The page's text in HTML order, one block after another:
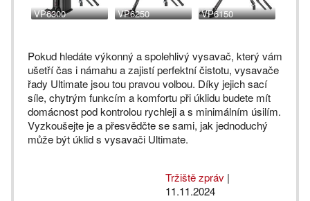
VP6300 VP6250 VP6150
Pokud hledáte výkonný a spolehlivý vysavač, který vám
ušetří čas i námahu a zajistí perfektní čistotu, vysavače
řady Ultimate jsou tou pravou volbou. Díky jejich sací
síle, chytrým funkcím a komfortu při úklidu budete mít
domácnost pod kontrolou rychleji a s minimálním úsilím.
Vyzkoušejte je a přesvědčte se sami, jak jednoduchý
může být úklid s vysavači Ultimate.
Tržiště zpráv |
11.11.2024